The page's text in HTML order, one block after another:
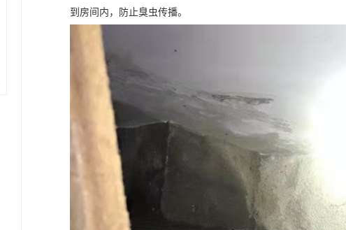
到房间内，防止臭虫传播。